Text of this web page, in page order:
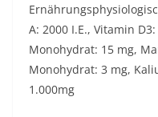
A: 2000 I.E., Vitamin
Monohydrat: 15 mg,
Monohydrat: 3 mg,
1.000mg